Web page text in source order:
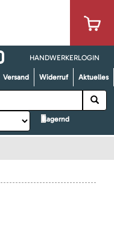
HANDWERKERLOGIN
Versand Widerruf Aktuelles
lagernd